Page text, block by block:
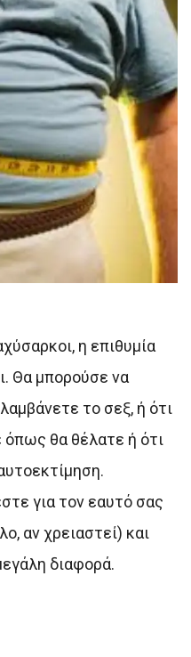
η επιθυμία
Θα μπορούσε να
το σεξ, ή ότι
όπως θα θέλατε ή ότι
για τον εαυτό σας
αν χρειαστεί) και
διαφορά.